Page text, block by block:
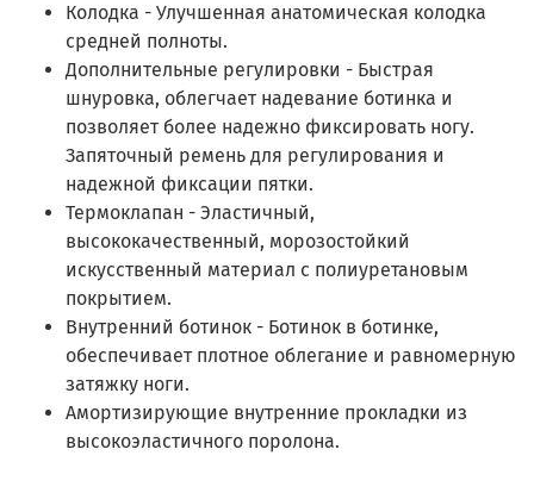
Колодка - Улучшенная анатомическая колодка
средней полноты.
Дополнительные регулировки - Быстрая
шнуровка, облегчает надевание ботинка и
позволяет более надежно фиксировать ногу.
Запяточный ремень для регулирования и
надежной фиксации пятки.
Термоклапан - Эластичный,
высококачественный, морозостойкий
искусственный материал с полиуретановым
покрытием.
Внутренний ботинок - Ботинок в ботинке,
обеспечивает плотное облегание и равномерную
затяжку ноги.
Амортизирующие внутренние прокладки из
высокоэластичного поролона.